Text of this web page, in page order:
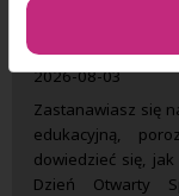
Dzień Otwarty
Ostrowie
2026-08-03
Zastanawiasz się
edukacyjną,
dowiedzieć się,
Dzień Otwarty